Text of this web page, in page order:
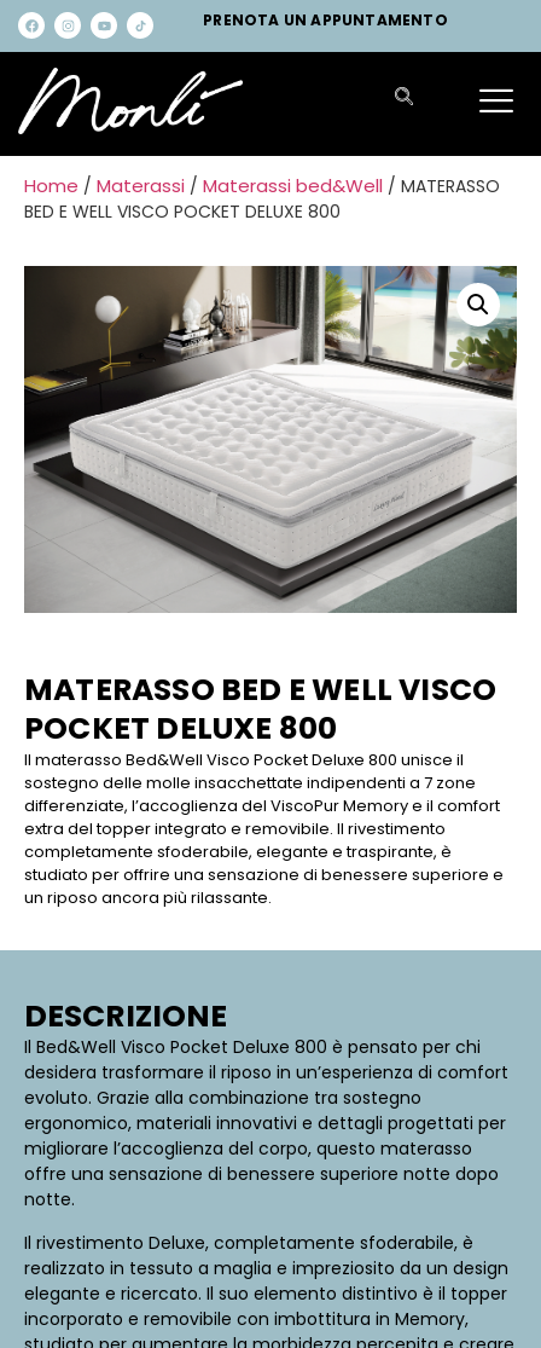
PRENOTA UN APPUNTAMENTO
Home / Materassi / Materassi bed&Well / MATERASSO
BED E WELL VISCO POCKET DELUXE 800
MATERASSO BED E WELL VISCO
POCKET DELUXE 800
Il materasso Bed&Well Visco Pocket Deluxe 800 unisce il
sostegno delle molle insacchettate indipendenti a 7 zone
differenziate, l’accoglienza del ViscoPur Memory e il comfort
extra del topper integrato e removibile. Il rivestimento
completamente sfoderabile, elegante e traspirante, è
studiato per offrire una sensazione di benessere superiore e
un riposo ancora più rilassante.
DESCRIZIONE
Il Bed&Well Visco Pocket Deluxe 800 è pensato per chi
desidera trasformare il riposo in un’esperienza di comfort
evoluto. Grazie alla combinazione tra sostegno
ergonomico, materiali innovativi e dettagli progettati per
migliorare l’accoglienza del corpo, questo materasso
offre una sensazione di benessere superiore notte dopo
notte.
Il rivestimento Deluxe, completamente sfoderabile, è
realizzato in tessuto a maglia e impreziosito da un design
elegante e ricercato. Il suo elemento distintivo è il topper
incorporato e removibile con imbottitura in Memory,